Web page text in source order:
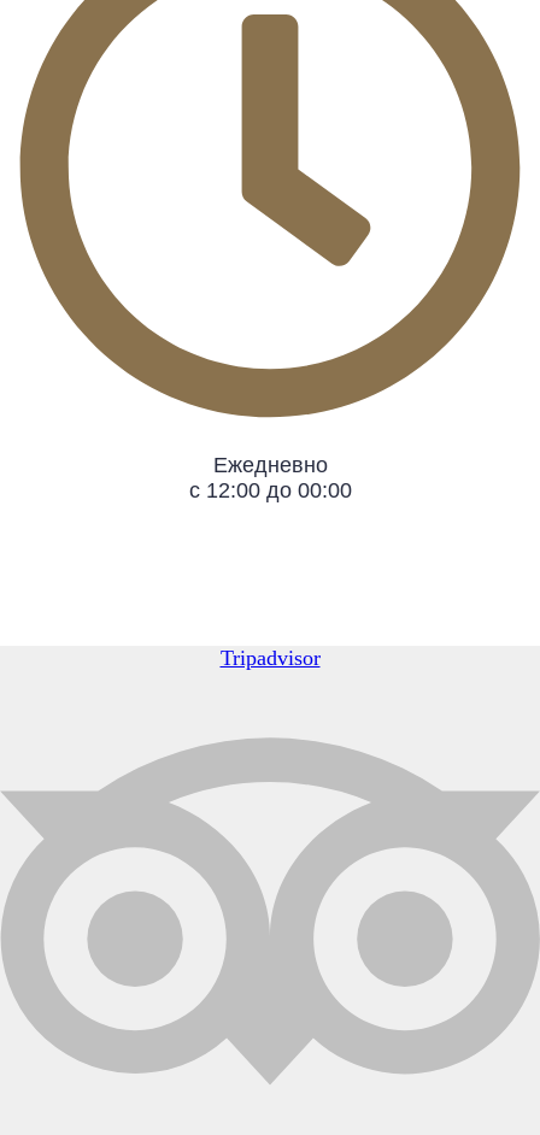
Ежедневно
с 12:00 до 00:00
Tripadvisor